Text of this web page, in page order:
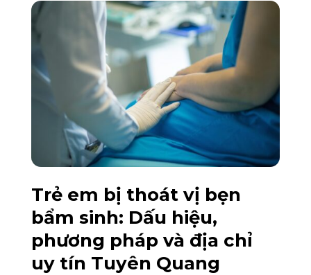
Trẻ em bị thoát vị bẹn
bẩm sinh: Dấu hiệu,
phương pháp và địa chỉ
uy tín Tuyên Quang